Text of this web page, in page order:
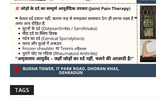
TAGS